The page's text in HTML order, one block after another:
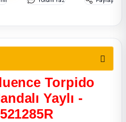
Torpido
Yaylı -